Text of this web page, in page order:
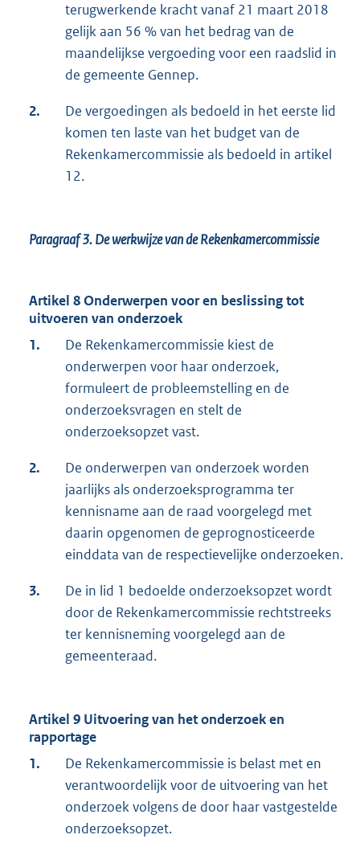
terugwerkende kracht vanaf 21 maart 2018
gelijk aan 56 % van het bedrag van de
maandelijkse vergoeding voor een raadslid in
de gemeente Gennep.
2.
De vergoedingen als bedoeld in het eerste lid
komen ten laste van het budget van de
Rekenkamercommissie als bedoeld in artikel
12.
Paragraaf 3.De werkwijze van de Rekenkamercommissie
Artikel 8 Onderwerpen voor en beslissing tot
uitvoeren van onderzoek
1.
De Rekenkamercommissie kiest de
onderwerpen voor haar onderzoek,
formuleert de probleemstelling en de
onderzoeksvragen en stelt de
onderzoeksopzet vast.
2.
De onderwerpen van onderzoek worden
jaarlijks als onderzoeksprogramma ter
kennisname aan de raad voorgelegd met
daarin opgenomen de geprognosticeerde
einddata van de respectievelijke onderzoeken.
3.
De in lid 1 bedoelde onderzoeksopzet wordt
door de Rekenkamercommissie rechtstreeks
ter kennisneming voorgelegd aan de
gemeenteraad.
Artikel 9 Uitvoering van het onderzoek en
rapportage
1.
De Rekenkamercommissie is belast met en
verantwoordelijk voor de uitvoering van het
onderzoek volgens de door haar vastgestelde
onderzoeksopzet.